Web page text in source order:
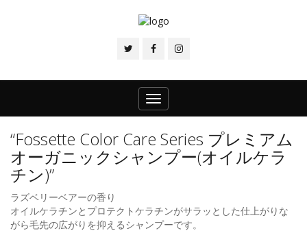
Toggle
navigation
“Fossette Color Care Series プレミアム
オーガニックシャンプー(オイルケラ
チン)”
ラズベリーベアーの香り
オイルケラチンとプロテクトケラチンがサラッとした仕上がりな
がら毛先の広がりを抑えるシャンプーです。